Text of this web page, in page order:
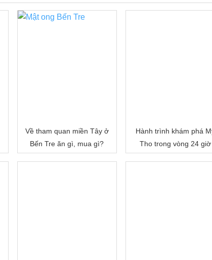
Về tham quan miền Tây ở
Bến Tre ăn gì, mua gì?
Hành trình khám phá
Tho trong vòng 24 giờ